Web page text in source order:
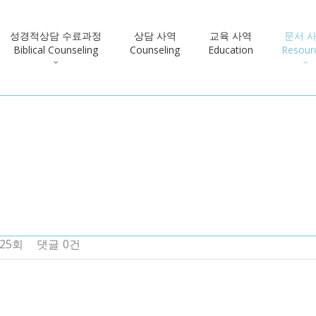
성경적상담 수료과정
Biblical Counseling
상담 사역
Counseling
교육 사역
Education
문서
회 댓글 0건